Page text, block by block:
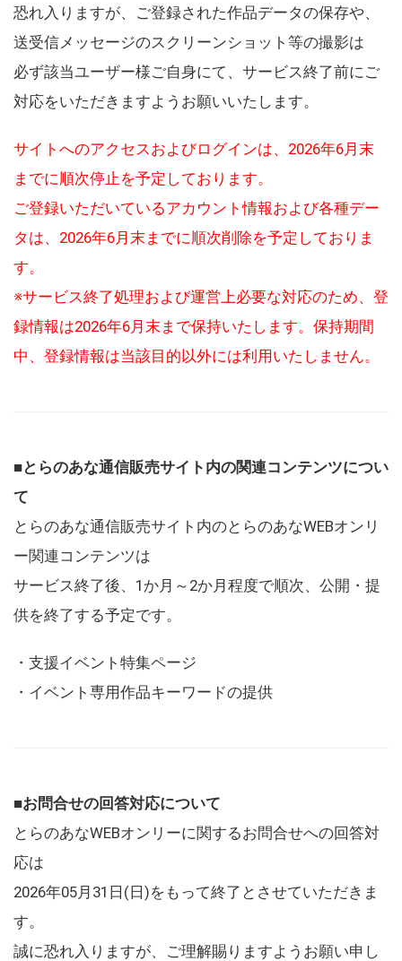
恐れ入りますが、ご登録された作品データの保存や、
送受信メッセージのスクリーンショット等の撮影は
必ず該当ユーザー様ご自身にて、サービス終了前にご
対応をいただきますようお願いいたします。
サイトへのアクセスおよびログインは、2026年6月末
までに順次停止を予定しております。
ご登録いただいているアカウント情報および各種デー
タは、2026年6月末までに順次削除を予定しておりま
す。
※サービス終了処理および運営上必要な対応のため、登
録情報は2026年6月末まで保持いたします。保持期間
中、登録情報は当該目的以外には利用いたしません。
■とらのあな通信販売サイト内の関連コンテンツについ
て
とらのあな通信販売サイト内のとらのあなWEBオンリ
ー関連コンテンツは
サービス終了後、1か月～2か月程度で順次、公開・提
供を終了する予定です。
・支援イベント特集ページ
・イベント専用作品キーワードの提供
■お問合せの回答対応について
とらのあなWEBオンリーに関するお問合せへの回答対
応は
2026年05月31日(日)をもって終了とさせていただきま
す。
誠に恐れ入りますが、ご理解賜りますようお願い申し